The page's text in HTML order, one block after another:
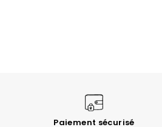
Paiement sécurisé